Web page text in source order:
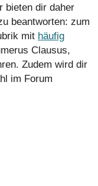
bieten dir daher
beantworten: zum
mit häufig
Clausus,
Zudem wird dir
im Forum